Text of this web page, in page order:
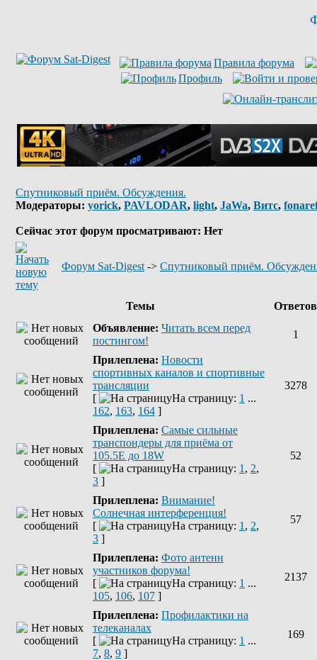
Правила форума
Профиль
Спутниковый приём. Обсуждения.
Модераторы: yorick, PAVLODAR, light, JaWa, Витс,
Сейчас этот форум просматривают: Нет
Форум Sat-Digest -> Спутниковый приём.
Темы
Объявление: Читать всем перед
постингом!
1
Прилеплена: Новости
спортивных каналов и спортивные
трансляции
[
На страницу: 1 ...
162, 163, 164 ]
3278
Прилеплена: Самые сильные
транспондеры для приёма от
105.5Е до 18W
[
На страницу: 1 , 2,
3 ]
52
Прилеплена: Внимание!
Солнечная интерференция!
[
На страницу: 1 , 2,
3 ]
57
Прилеплена: Фото антенн
участников форума!
[
На страницу: 1 ...
105, 106, 107 ]
2137
Прилеплена: Профилактики на
телеканалах
[
На страницу: 1 ...
7, 8, 9 ]
169